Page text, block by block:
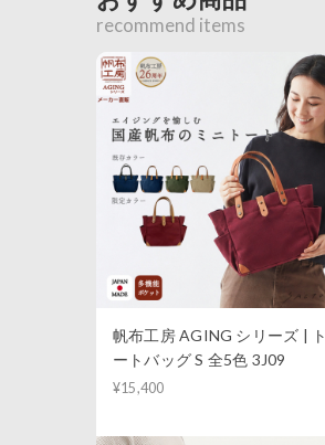
recommend items
帆布工房 AGING シリーズ | ト
ートバッグ S 全5色 3J09
¥15,400